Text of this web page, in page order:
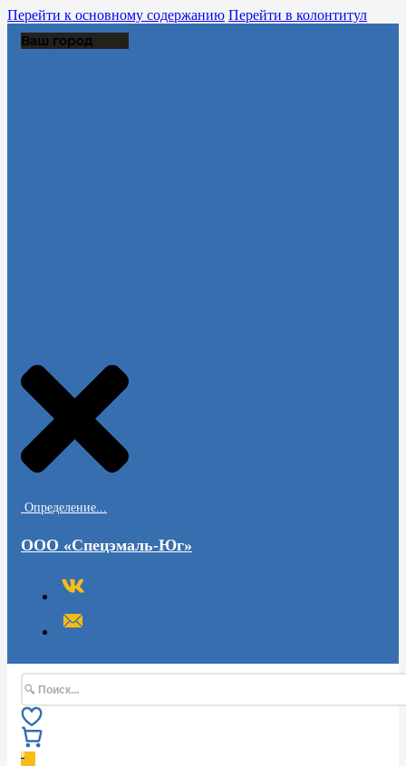
Перейти к основному содержанию Перейти в колонтитул
Ваш город
Определение...
ООО «Спецэмаль-Юг»
Поиск
0